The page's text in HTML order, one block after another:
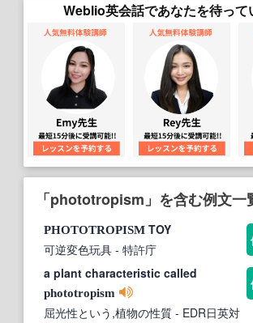
Weblio英会話であなたを待って
「phototropism」を含む例文一
PHOTOTROPISM TOY
可逆変色玩具 - 特許庁
a plant characteristic called
phototropism
屈光性という,植物の性質 - EDR日英対